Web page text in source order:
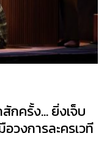
สักครั้ง… ยิ่งเจ็บ
วงการละครเวที